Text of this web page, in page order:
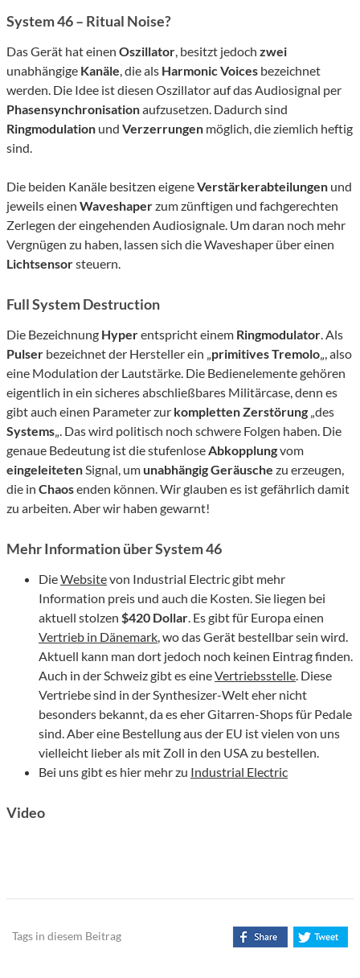
System 46 – Ritual Noise?
Das Gerät hat einen Oszillator, besitzt jedoch zwei
unabhängige Kanäle, die als HarmonicVoices bezeichnet
werden. Die Idee ist diesen Oszillator auf das Audiosignal per
Phasensynchronisationaufzusetzen. Dadurch sind
Ringmodulation und Verzerrungen möglich, die ziemlich heftig
sind.
Die beiden Kanäle besitzen eigeneVerstärkerabteilungen und
jeweils einen Waveshaperzum zünftigen und fachgerechten
Zerlegen der eingehenden Audiosignale. Um daran noch mehr
Vergnügen zu haben, lassen sich die Waveshaper über einen
Lichtsensorsteuern.
Full System Destruction
Die Bezeichnung Hyperentspricht einem Ringmodulator. Als
Pulser bezeichnet der Hersteller ein „primitives Tremolo„, also
eine Modulation der Lautstärke. Die Bedienelemente gehören
eigentlich in ein sicheres abschließbares Militärcase, denn es
gibt auch einen Parameter zur komplettenZerstörung „des
Systems„. Das wird politisch noch schwere Folgen haben. Die
genaue Bedeutung ist die stufenloseAbkopplungvom
eingeleitetenSignal, um unabhängigGeräusche zu erzeugen,
die in Chaosenden können. Wir glauben es ist gefährlich damit
zu arbeiten. Aber wir haben gewarnt!
Mehr Information über System 46
DieWebsitevon Industrial Electric gibt mehr
Information preis und auch die Kosten. Sie liegen bei
aktuell stolzen $420 Dollar. Es gibt für Europa einen
Vertrieb in Dänemark, wo das Gerät bestellbar sein wird.
Aktuell kann man dort jedoch noch keinen Eintrag finden.
Auch in der Schweiz gibt es eineVertriebsstelle. Diese
Vertriebe sind in der Synthesizer-Welt eher nicht
besonders bekannt, da es eher Gitarren-Shops für Pedale
sind. Aber eine Bestellung aus der EU ist vielen von uns
vielleicht lieber als mit Zoll in den USA zu bestellen.
Bei uns gibt es hier mehr zu Industrial Electric
Video
Tags in diesem Beitrag